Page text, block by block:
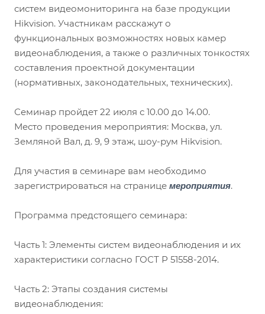
систем видеомониторинга на базе продукции
Hikvision. Участникам расскажут о
функциональных возможностях новых камер
видеонаблюдения, а также о различных тонкостях
составления проектной документации
(нормативных, законодательных, технических).
Семинар пройдет 22 июля с 10.00 до 14.00.
Место проведения мероприятия: Москва, ул.
Земляной Вал, д. 9, 9 этаж, шоу-рум Hikvision.
Для участия в семинаре вам необходимо
зарегистрироваться на странице мероприятия.
Программа предстоящего семинара:
Часть 1: Элементы систем видеонаблюдения и их
характеристики согласно ГОСТ Р 51558-2014.
Часть 2: Этапы создания системы
видеонаблюдения: